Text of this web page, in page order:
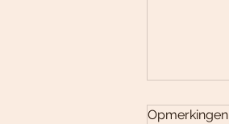
Opmerkingen